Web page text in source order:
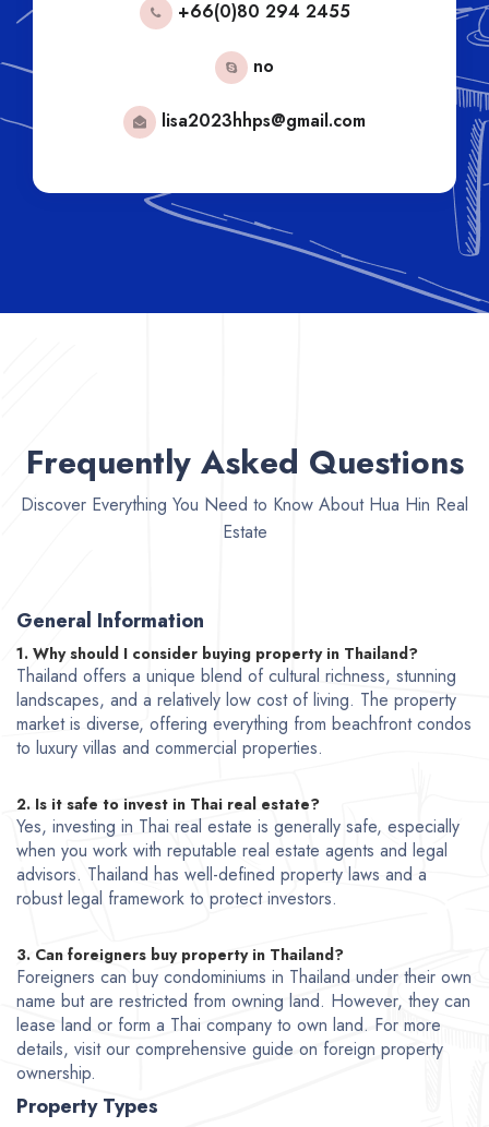
+66(0)80 294 2455
no
lisa2023hhps@gmail.com
Frequently Asked Questions
Discover Everything You Need to Know About Hua Hin Real
Estate
General Information
1. Why should I consider buying property in Thailand?
Thailand offers a unique blend of cultural richness, stunning
landscapes, and a relatively low cost of living. The property
market is diverse, offering everything from beachfront condos
to luxury villas and commercial properties.
2. Is it safe to invest in Thai real estate?
Yes, investing in Thai real estate is generally safe, especially
when you work with reputable real estate agents and legal
advisors. Thailand has well-defined property laws and a
robust legal framework to protect investors.
3. Can foreigners buy property in Thailand?
Foreigners can buy condominiums in Thailand under their own
name but are restricted from owning land. However, they can
lease land or form a Thai company to own land. For more
details, visit our comprehensive guide on foreign property
ownership.
Property Types